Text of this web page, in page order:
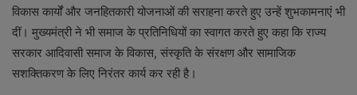
विकास कार्यों और जनहितकारी योजनाओं की सराहना करते हुए उन्हें शुभकामनाएं भी
दीं। मुख्यमंत्री ने भी समाज के प्रतिनिधियों का स्वागत करते हुए कहा कि राज्य
सरकार आदिवासी समाज के विकास, संस्कृति के संरक्षण और सामाजिक
सशक्तिकरण के लिए निरंतर कार्य कर रही है।